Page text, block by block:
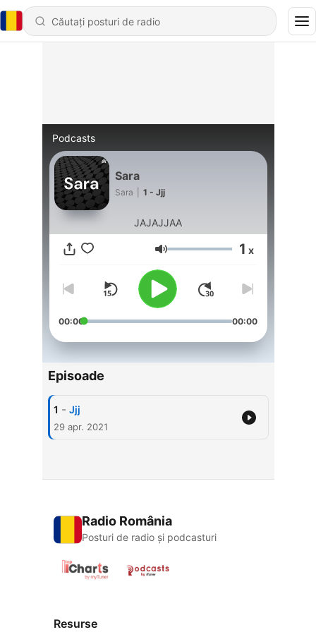
Podcasts
Sara
Sara 1 - Jjj
JAJAJJAA
Volum 1 x
00:00 00:00
Episoade
1 - Jjj
29 apr. 2021
Radio România
Posturi de radio și podcasturi
Resurse